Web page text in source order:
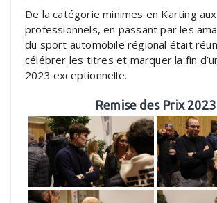
De la catégorie minimes en Karting aux
professionnels, en passant par les
du sport automobile régional était
célébrer les titres et marquer la fin
2023 exceptionnelle.
Remise des Prix 2023